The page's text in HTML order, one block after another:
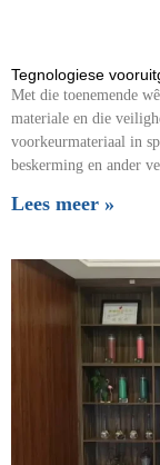
Tegnologiese
Met die toenemende
materiale en die
voorkeurmateriaal in
beskerming en ander
Lees meer »